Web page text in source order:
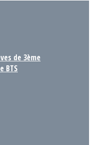
de 3ème
BTS